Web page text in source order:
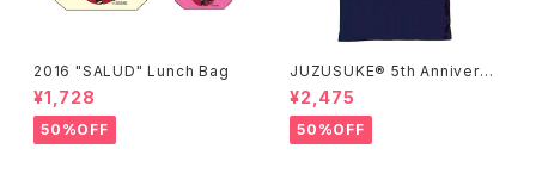
2016 "SALUD" Lunch Bag
¥1,728
50%OFF
JUZUSUKE® 5th Anniversa
ry Tee
¥2,475
50%OFF